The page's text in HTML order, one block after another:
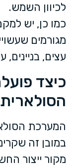
לכיוון השמש.
כמו כן, יש
מגורמים
עצים,
כיצד
המערכת
במובן זה
מקור ייצור